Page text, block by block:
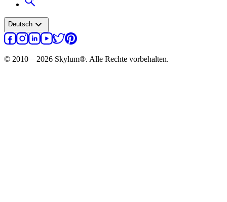
Deutsch expand_more
© 2010 – 2026 Skylum®. Alle Rechte vorbehalten.